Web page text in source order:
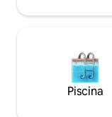
Piscina